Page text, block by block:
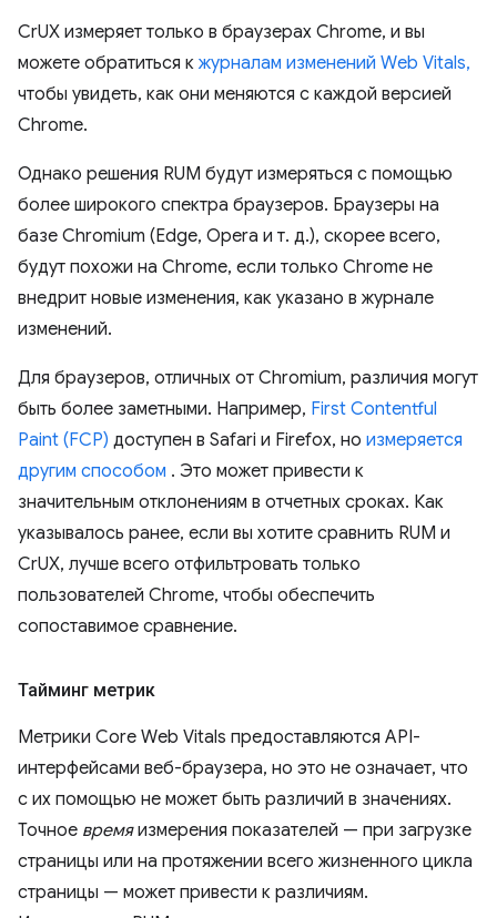
CrUX измеряет только в браузерах Chrome, и вы
можете обратиться к журналам изменений Web Vitals,
чтобы увидеть, как они меняются с каждой версией
Chrome.
Однако решения RUM будут измеряться с помощью
более широкого спектра браузеров. Браузеры на
базе Chromium (Edge, Opera и т. д.), скорее всего,
будут похожи на Chrome, если только Chrome не
внедрит новые изменения, как указано в журнале
изменений.
Для браузеров, отличных от Chromium, различия могут
быть более заметными. Например, First Contentful
Paint (FCP) доступен в Safari и Firefox, но измеряется
другим способом . Это может привести к
значительным отклонениям в отчетных сроках. Как
указывалось ранее, если вы хотите сравнить RUM и
CrUX, лучше всего отфильтровать только
пользователей Chrome, чтобы обеспечить
сопоставимое сравнение.
Тайминг метрик
Метрики Core Web Vitals предоставляются API-
интерфейсами веб-браузера, но это не означает, что
с их помощью не может быть различий в значениях.
Точное времяизмерения показателей — при загрузке
страницы или на протяжении всего жизненного цикла
страницы — может привести к различиям.